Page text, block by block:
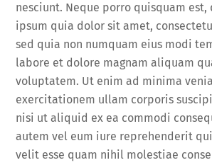
nesciunt. Neque porro quisquam
ipsum quia dolor sit amet,
sed quia non numquam eius modi
labore et dolore magnam aliquam
voluptatem. Ut enim ad minima
exercitationem ullam corporis
nisi ut aliquid ex ea commodi
autem vel eum iure reprehenderit
velit esse quam nihil molestiae